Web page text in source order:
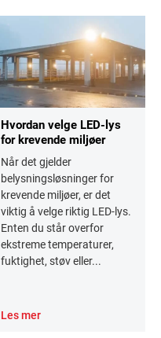
Hvordan velge LED-lys
for krevende miljøer
Når det gjelder
belysningsløsninger for
krevende miljøer, er det
viktig å velge riktig LED-lys.
Enten du står overfor
ekstreme temperaturer,
fuktighet, støv eller...
Les mer